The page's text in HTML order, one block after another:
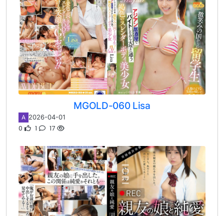
MGOLD-060 Lisa
A 2026-04-01
0 1 17